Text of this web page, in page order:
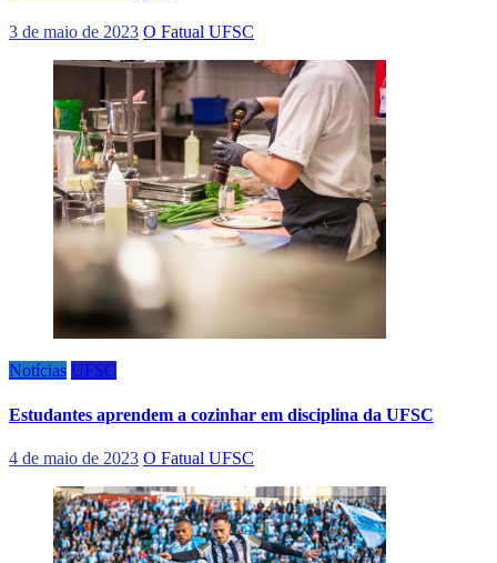
3 de maio de 2023 O Fatual UFSC
Notícias UFSC
Estudantes aprendem a cozinhar em disciplina da UFSC
4 de maio de 2023 O Fatual UFSC